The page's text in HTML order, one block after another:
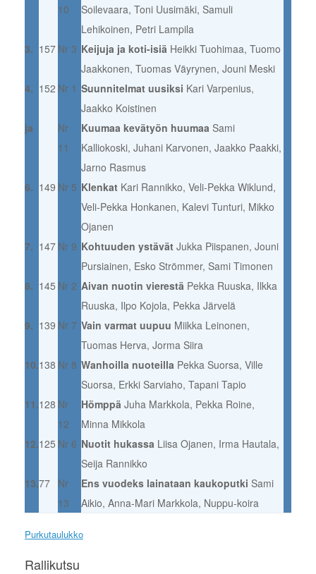
10
Soilevaara, Toni Uusimäki, Samuli
Lehikoinen, Petri Lampila
3. 157 Nr 3 Keijuja ja koti-isiä Heikki Tuohimaa, Tuomo
Jaakkonen, Tuomas Väyrynen, Jouni Meski
4. 152 Nr 1 Suunnitelmat uusiksi Kari Varpenius,
Jaakko Koistinen
ja
Nr
11
Kuumaa kevätyön huumaa Sami
Kalliokoski, Juhani Karvonen, Jaakko Paakki,
Jarno Rasmus
6. 149 Nr 5 Klenkat Kari Rannikko, Veli-Pekka Wiklund,
Veli-Pekka Honkanen, Kalevi Tunturi, Mikko
Ojanen
7. 147 Nr 9 Kohtuuden ystävät Jukka Piispanen, Jouni
Pursiainen, Esko Strömmer, Sami Timonen
8. 145 Nr 2 Aivan nuotin vierestä Pekka Ruuska, Ilkka
Ruuska, Ilpo Kojola, Pekka Järvelä
9. 139 Nr 7 Vain varmat uupuu Miikka Leinonen,
Tuomas Herva, Jorma Siira
10.138 Nr 8 Wanhoilla nuoteilla Pekka Suorsa, Ville
Suorsa, Erkki Sarviaho, Tapani Tapio
11.128 Nr
12
Hömppä Juha Markkola, Pekka Roine,
Minna Mikkola
12.125 Nr 6 Nuotit hukassa Liisa Ojanen, Irma Hautala,
Seija Rannikko
13.77 Nr
13
Ens vuodeks lainataan kaukoputki Sami
Aikio, Anna-Mari Markkola, Nuppu-koira
Purkutaulukko
Rallikutsu